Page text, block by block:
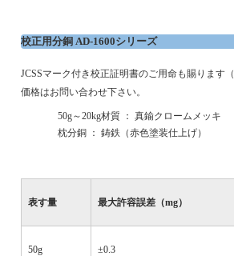
校正用分銅 AD-1600シリーズ
JCSSマーク付き校正証明書のご用命も賜ります（
価格はお問い合わせ下さい。
50g～20kg材質 ： 真鍮クロームメッキ
枕分銅 ： 鋳鉄（赤色塗装仕上げ）
表す量 最大許容誤差（mg）
50g ±0.3